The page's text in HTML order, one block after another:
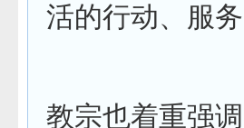
活的行动、服
教宗也着重强